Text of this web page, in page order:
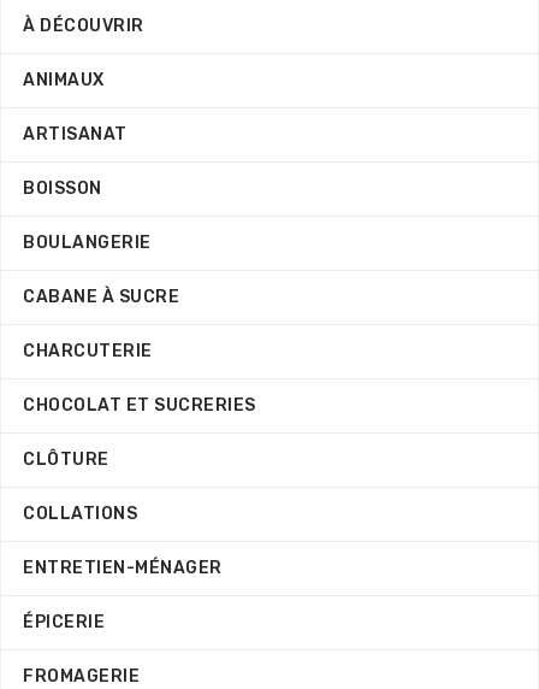
À DÉCOUVRIR
ANIMAUX
ARTISANAT
BOISSON
BOULANGERIE
CABANE À SUCRE
CHARCUTERIE
CHOCOLAT ET SUCRERIES
CLÔTURE
COLLATIONS
ENTRETIEN-MÉNAGER
ÉPICERIE
FROMAGERIE